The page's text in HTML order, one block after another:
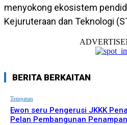
menyokong ekosistem
Kejuruteraan dan Teknologi
BERITA BERKAITAN
Tempatan
Ewon seru Pengerusi JKKK
Pelan Pembangunan